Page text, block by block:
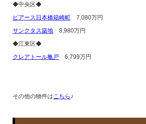
◆中央区◆
ピアース日本橋箱崎町 7,080万円
サンクタス築地 8,980万円
◆江東区◆
クレアトール亀戸 6,799万円
その他の物件はこちら ♪